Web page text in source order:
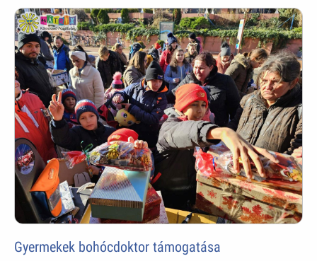
Gyermekek bohócdoktor támogatása